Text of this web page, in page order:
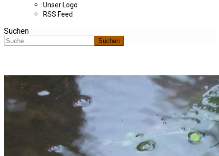
Unser Logo
RSS Feed
Suchen
Suchen